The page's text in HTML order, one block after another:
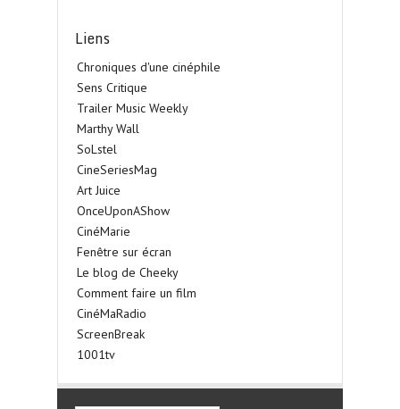
Liens
Chroniques d'une cinéphile
Sens Critique
Trailer Music Weekly
Marthy Wall
SoLstel
CineSeriesMag
Art Juice
OnceUponAShow
CinéMarie
Fenêtre sur écran
Le blog de Cheeky
Comment faire un film
CinéMaRadio
ScreenBreak
1001tv